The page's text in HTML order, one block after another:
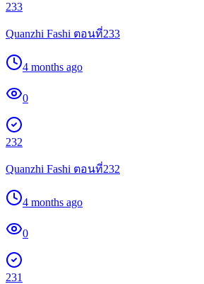
233
Quanzhi Fashi ตอนที่233
4 months ago
0
232
Quanzhi Fashi ตอนที่232
4 months ago
0
231